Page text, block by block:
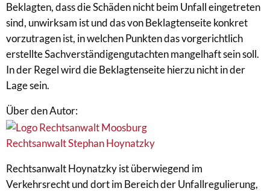
Beklagten, dass die Schäden nicht beim Unfall eingetreten
sind, unwirksam ist und das von Beklagtenseite konkret
vorzutragen ist, in welchen Punkten das vorgerichtlich
erstellte Sachverständigengutachten mangelhaft sein soll.
In der Regel wird die Beklagtenseite hierzu nicht in der
Lage sein.
Über den Autor:
Rechtsanwalt Stephan Hoynatzky
Rechtsanwalt Hoynatzky ist überwiegend im
Verkehrsrecht und dort im Bereich der Unfallregulierung,